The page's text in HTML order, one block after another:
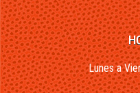
Lunes a